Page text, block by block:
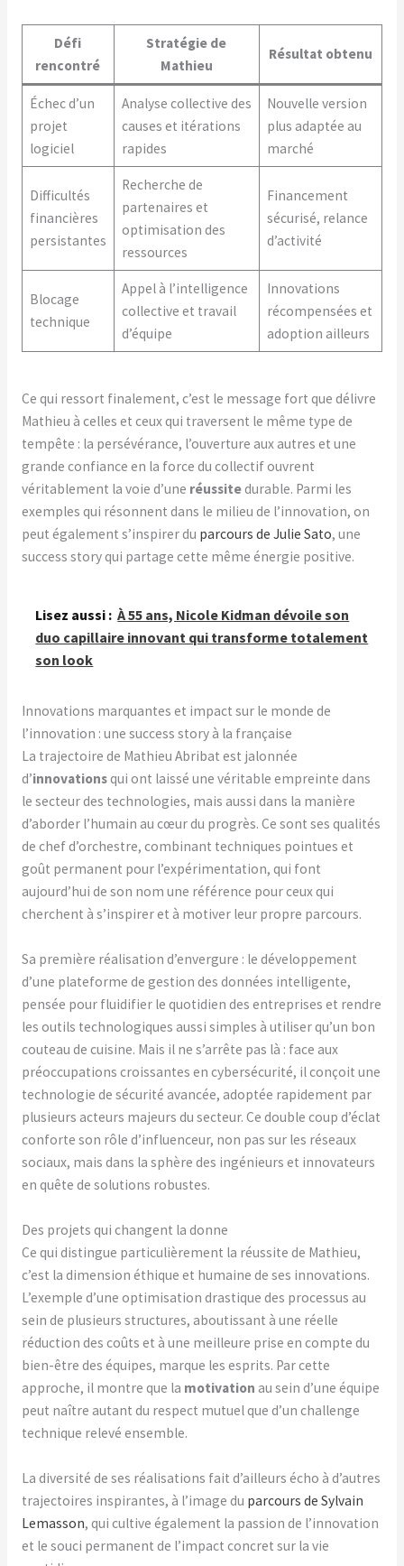
Défi
rencontré
Stratégie de
Mathieu
Résultat obtenu
Échec d’un
projet
logiciel
Analyse collective des
causes et itérations
rapides
Nouvelle version
plus adaptée au
marché
Difficultés
financières
persistantes
Recherche de
partenaires et
optimisation des
ressources
Financement
sécurisé, relance
d’activité
Blocage
technique
Appel à l’intelligence
collective et travail
d’équipe
Innovations
récompensées et
adoption ailleurs
Ce qui ressort finalement, c’est le message fort que délivre
Mathieu à celles et ceux qui traversent le même type de
tempête : la persévérance, l’ouverture aux autres et une
grande confiance en la force du collectif ouvrent
véritablement la voie d’une réussitedurable. Parmi les
exemples qui résonnent dans le milieu de l’innovation, on
peut également s’inspirer du parcours de Julie Sato, une
success story qui partage cette même énergie positive.
Lisez aussi : À 55 ans, Nicole Kidman dévoile son
duo capillaire innovant qui transforme totalement
son look
Innovations marquantes et impact sur le monde de
l’innovation : une success story à la française
La trajectoire de Mathieu Abribat est jalonnée
d’innovationsqui ont laissé une véritable empreinte dans
le secteur des technologies, mais aussi dans la manière
d’aborder l’humain au cœur du progrès. Ce sont ses qualités
de chef d’orchestre, combinant techniques pointues et
goût permanent pour l’expérimentation, qui font
aujourd’hui de son nom une référence pour ceux qui
cherchent à s’inspirer et à motiver leur propre parcours.
Sa première réalisation d’envergure : le développement
d’une plateforme de gestion des données intelligente,
pensée pour fluidifier le quotidien des entreprises et rendre
les outils technologiques aussi simples à utiliser qu’un bon
couteau de cuisine. Mais il ne s’arrête pas là : face aux
préoccupations croissantes en cybersécurité, il conçoit une
technologie de sécurité avancée, adoptée rapidement par
plusieurs acteurs majeurs du secteur. Ce double coup d’éclat
conforte son rôle d’influenceur, non pas sur les réseaux
sociaux, mais dans la sphère des ingénieurs et innovateurs
en quête de solutions robustes.
Des projets qui changent la donne
Ce qui distingue particulièrement la réussite de Mathieu,
c’est la dimension éthique et humaine de ses innovations.
L’exemple d’une optimisation drastique des processus au
sein de plusieurs structures, aboutissant à une réelle
réduction des coûts et à une meilleure prise en compte du
bien-être des équipes, marque les esprits. Par cette
approche, il montre que la motivation au sein d’une équipe
peut naître autant du respect mutuel que d’un challenge
technique relevé ensemble.
La diversité de ses réalisations fait d’ailleurs écho à d’autres
trajectoires inspirantes, à l’image du parcours de Sylvain
Lemasson, qui cultive également la passion de l’innovation
et le souci permanent de l’impact concret sur la vie